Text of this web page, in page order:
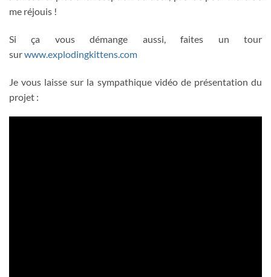
me réjouis !
Si ça vous démange aussi, faites un tour
surwww.explodingkittens.com
Je vous laisse sur la sympathique vidéo de présentation du
projet :